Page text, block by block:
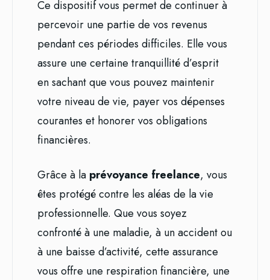
Ce dispositif vous permet de continuer à
percevoir une partie de vos revenus
pendant ces périodes difficiles. Elle vous
assure une certaine tranquillité d’esprit
en sachant que vous pouvez maintenir
votre niveau de vie, payer vos dépenses
courantes et honorer vos obligations
financières.
Grâce à la prévoyance freelance, vous
êtes protégé contre les aléas de la vie
professionnelle. Que vous soyez
confronté à une maladie, à un accident ou
à une baisse d’activité, cette assurance
vous offre une respiration financière, une